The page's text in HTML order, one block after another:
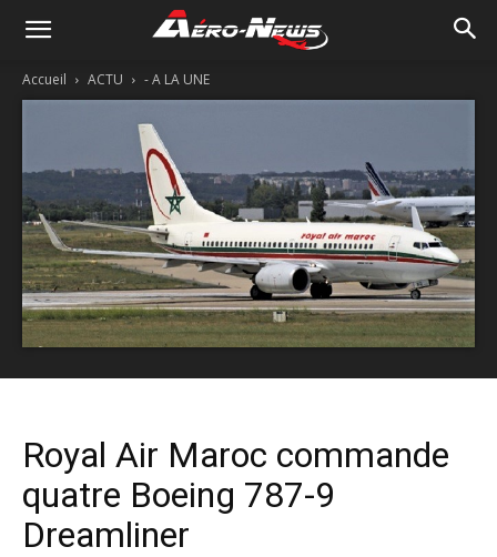
Accueil ACTU - A LA UNE
Royal Air Maroc commande
quatre Boeing 787-9
Dreamliner